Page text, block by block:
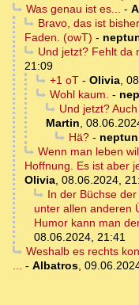
Was genau ist es... -
Bravo, das ist
Faden. (owT) -
Und jetzt? Fehlt da
21:09
+1 oT- Olivia,
Wohl kaum. -
Und jetzt?
Martin,
Hä?- neptun
Wenn man leben
Hoffnung. Es ist aber
Olivia, 08.06.2024,
In der Büchse
unter allen anderen
Humor kann man
08.06.2024, 21:41
Weshalb es rechts
... - Albatros,